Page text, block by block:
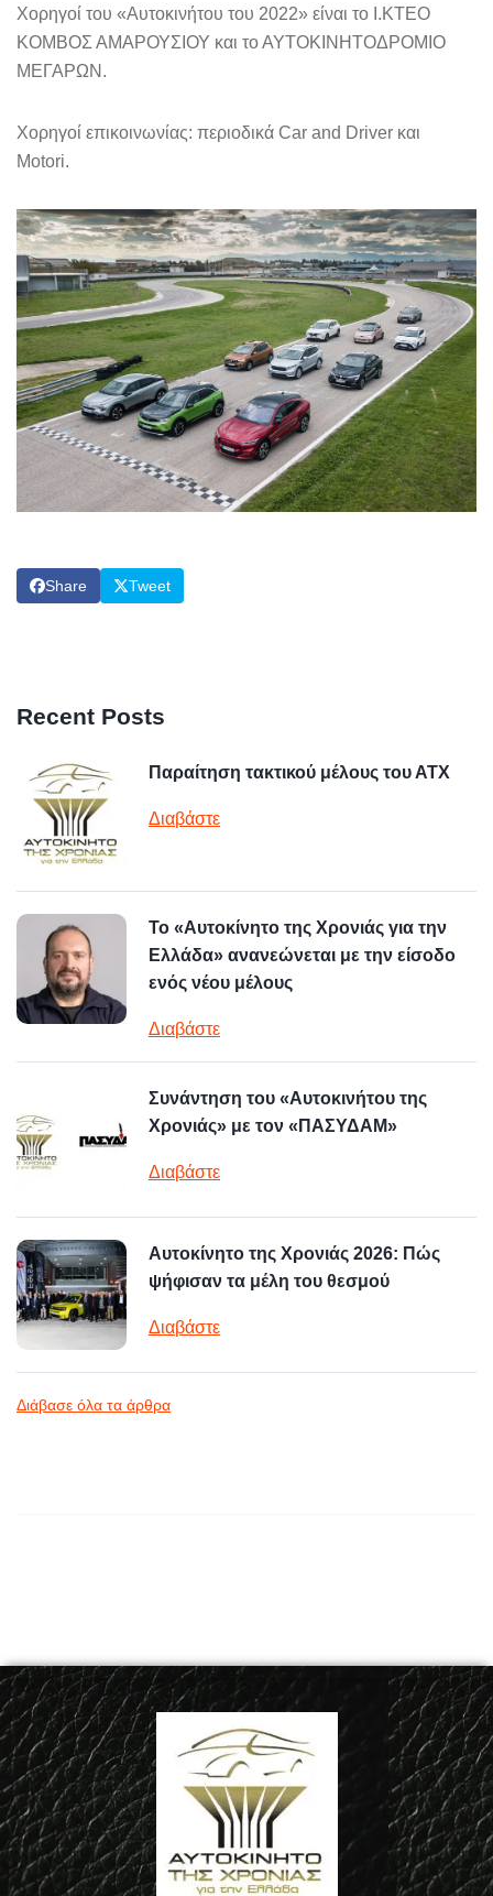
Χορηγοί του «Αυτοκινήτου του 2022» είναι το Ι.ΚΤΕΟ
ΚΟΜΒΟΣ ΑΜΑΡΟΥΣΙΟΥ και το ΑΥΤΟΚΙΝΗΤΟΔΡΟΜΙΟ
ΜΕΓΑΡΩΝ.
Χορηγοί επικοινωνίας: περιοδικά Car and Driver και
Motori.
Share Tweet
Recent Posts
Παραίτηση τακτικού μέλους του ΑΤΧ
Διαβάστε
Το «Αυτοκίνητο της Χρονιάς για την
Ελλάδα» ανανεώνεται με την είσοδο
ενός νέου μέλους
Διαβάστε
Συνάντηση του «Αυτοκινήτου της
Χρονιάς» με τον «ΠΑΣΥΔΑΜ»
Διαβάστε
Αυτοκίνητο της Χρονιάς 2026: Πώς
ψήφισαν τα μέλη του θεσμού
Διαβάστε
Διάβασε όλα τα άρθρα